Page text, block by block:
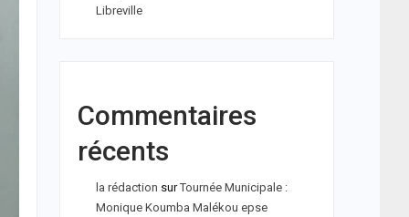
Libreville
Commentaires
récents
la rédaction surTournée Municipale :
Monique Koumba Malékou epse